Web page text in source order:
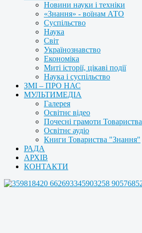
Новини науки і техніки
«Знання» - воїнам АТО
Суспільство
Наука
Світ
Українознавство
Економіка
Миті історії, цікаві події
Наука і суспільство
ЗМІ – ПРО НАС
МУЛЬТИМЕДІА
Галерея
Освітнє відео
Почесні грамоти Товариства
Освітнє аудіо
Книги Товариства "Знання"
РАДА
АРХІВ
КОНТАКТИ